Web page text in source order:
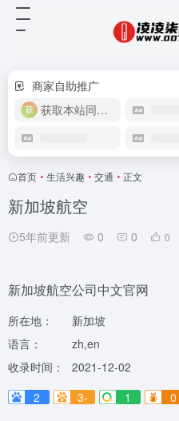
商家自助推广
获取本站同款主题
首页 • 生活兴趣 • 交通 • 正文
新加坡航空
5年前更新 0 0 0
新加坡航空公司中文官网
所在地：
新加坡
语言：
zh,en
收录时间：
2021-12-02
2
3- 1 0